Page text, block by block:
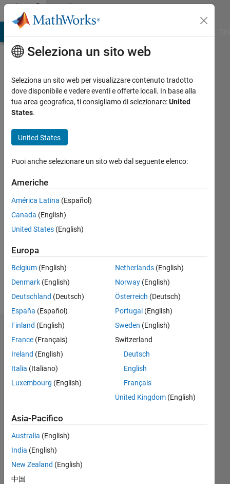
Vai al contenutoCommunity
Profile
Waqas
Bin
Younus
Last
circa
anno fa
Followers:
Following:
Dashboard
Feeds
Seleziona un sito web
Seleziona un sito web per visualizzare contenuto tradotto
dove disponibile e vedere eventi e offerte locali. In base alla
tua area geografica, ti consigliamo di selezionare:United
States.
United States
Puoi anche selezionare un sito web dal seguente elenco:
Americhe
América Latina (Español)
Canada (English)
United States (English)
Europa
Belgium (English)
Denmark (English)
Deutschland (Deutsch)
España (Español)
Finland (English)
France (Français)
Ireland (English)
Italia (Italiano)
Luxembourg (English)
Netherlands(English)
Norway(English)
Österreich (Deutsch)
Portugal (English)
Sweden (English)
Switzerland
Deutsch
English
Français
United Kingdom(English)
Asia-Pacifico
Australia (English)
India (English)
New Zealand (English)
中国